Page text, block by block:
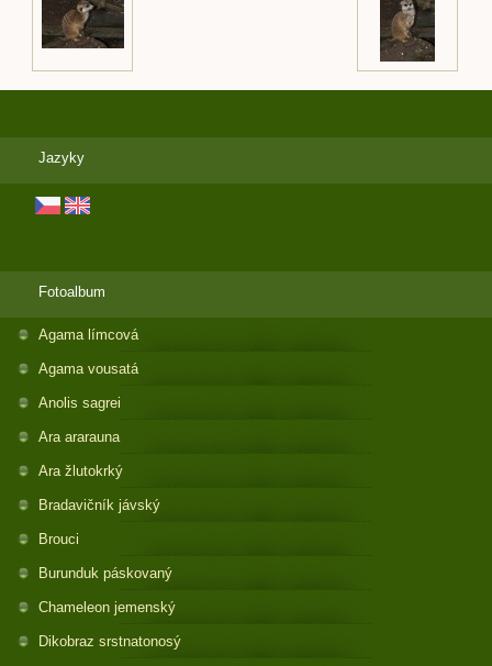
Jazyky
Fotoalbum
Agama límcová
Agama vousatá
Anolis sagrei
Ara ararauna
Ara žlutokrký
Bradavičník jávský
Brouci
Burunduk páskovaný
Chameleon jemenský
Dikobraz srstnatonosý